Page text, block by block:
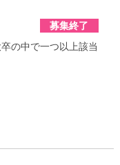
募集終了
の中で一つ以上該当